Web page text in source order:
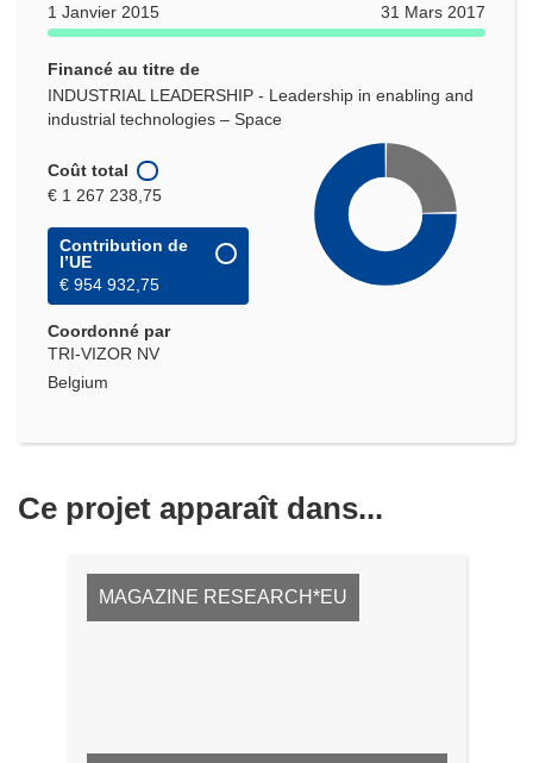
1 Janvier 2015
31 Mars 2017
Financé au titre de
INDUSTRIAL LEADERSHIP - Leadership in enabling and
industrial technologies – Space
Coût total
€ 1 267 238,75
Contribution de
l’UE
€ 954 932,75
Coordonné par
TRI-VIZOR NV
Belgium
Ce projet apparaît dans...
MAGAZINE RESEARCH*EU